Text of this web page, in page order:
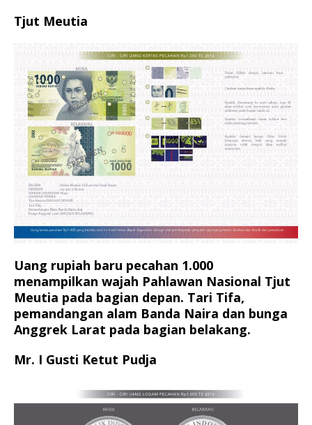
Tjut Meutia
Uang rupiah baru pecahan 1.000
menampilkan wajah Pahlawan Nasional Tjut
Meutia pada bagian depan. Tari Tifa,
pemandangan alam Banda Naira dan bunga
Anggrek Larat pada bagian belakang.
Mr. I Gusti Ketut Pudja